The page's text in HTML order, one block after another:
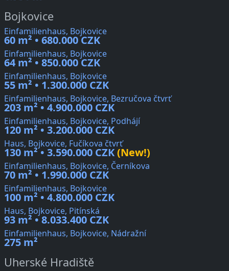
Bojkovice
Einfamilienhaus, Bojkovice
60 m² • 680.000 CZK
Einfamilienhaus, Bojkovice
64 m² • 850.000 CZK
Einfamilienhaus, Bojkovice
55 m² • 1.300.000 CZK
Einfamilienhaus, Bojkovice, Bezručova čtvrť
203 m² • 4.900.000 CZK
Einfamilienhaus, Bojkovice, Podhájí
120 m² • 3.200.000 CZK
Haus, Bojkovice, Fučíkova čtvrť
130 m² • 3.590.000 CZK(New!)
Einfamilienhaus, Bojkovice, Černíkova
70 m² • 1.990.000 CZK
Einfamilienhaus, Bojkovice
100 m² • 4.800.000 CZK
Haus, Bojkovice, Pitínská
93 m² • 8.033.400 CZK
Einfamilienhaus, Bojkovice, Nádražní
275 m²
Uherské Hradiště